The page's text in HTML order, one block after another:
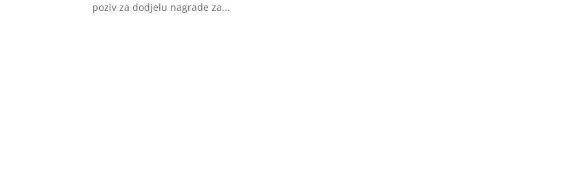
poziv za dodjelu nagrade za...